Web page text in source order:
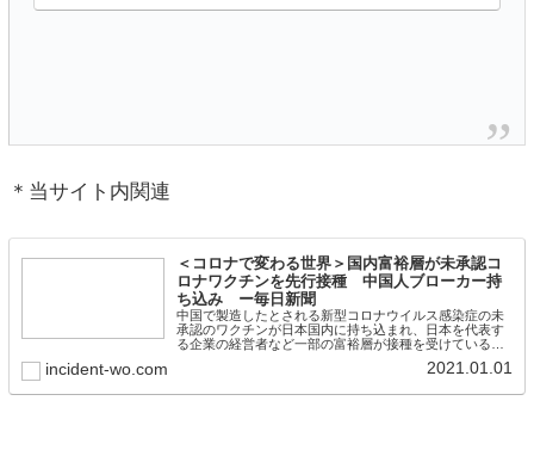
＊当サイト内関連
＜コロナで変わる世界＞国内富裕層が未承認コ
ロナワクチンを先行接種 中国人ブローカー持
ち込み ー毎日新聞
中国で製造したとされる新型コロナウイルス感染症の未
承認のワクチンが日本国内に持ち込まれ、日本を代表す
る企業の経営者など一部の富裕層が接種を受けているこ
とが明らかになった。2020年11月以降、既に企業トップ
とその家族ら18人が接種を受けたという。ワ
incident-wo.com 2021.01.01